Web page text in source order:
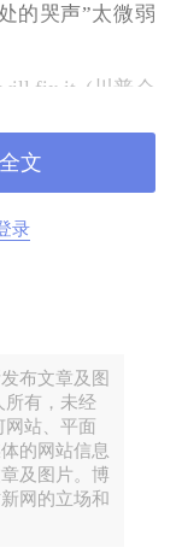
的哭声”太微弱
fix it. (川普会
的政治学界就
乡下白人”。那
和美国人聊到
代表美国。尤
彩虹小白马，
美好得像芭比
政治正确。
普的副手万斯
相：很多人仅
状和未来都晦
录
文
布文章及图
所有，未经
站、平面
的网站信息
及图片。博
网的立场和